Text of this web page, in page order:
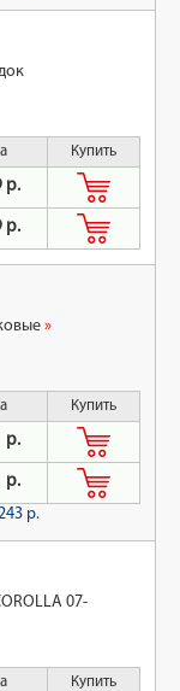
Купить
р.
р.
»
Купить
р.
р.
р.
07-
Купить